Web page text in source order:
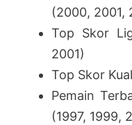
(2000, 2001,
Top Skor
2001)
Top Skor
Pemain
(1997, 1999,